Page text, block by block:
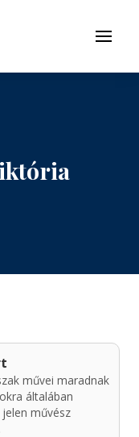
Menu
művei maradnak
általában
művész